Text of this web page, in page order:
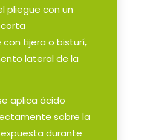
pliegue con un
tijera o bisturí,
lateral de la
aplica ácido
sobre la
durante